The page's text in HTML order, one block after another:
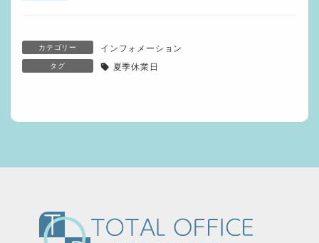
カテゴリー インフォメーション
タグ 夏季休業日